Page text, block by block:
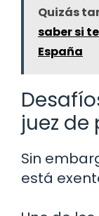
Quizás
saber si
España
juez de
Sin
está